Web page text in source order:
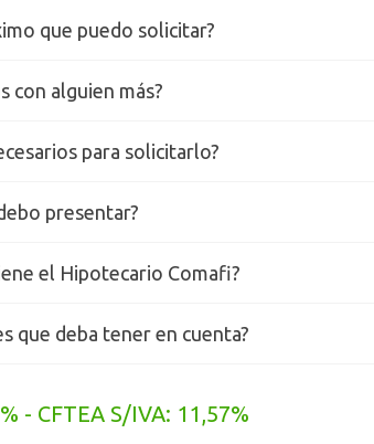
que puedo solicitar?
con alguien más?
para solicitarlo?
presentar?
el Hipotecario Comafi?
que deba tener en cuenta?
- CFTEA S/IVA: 11,57%